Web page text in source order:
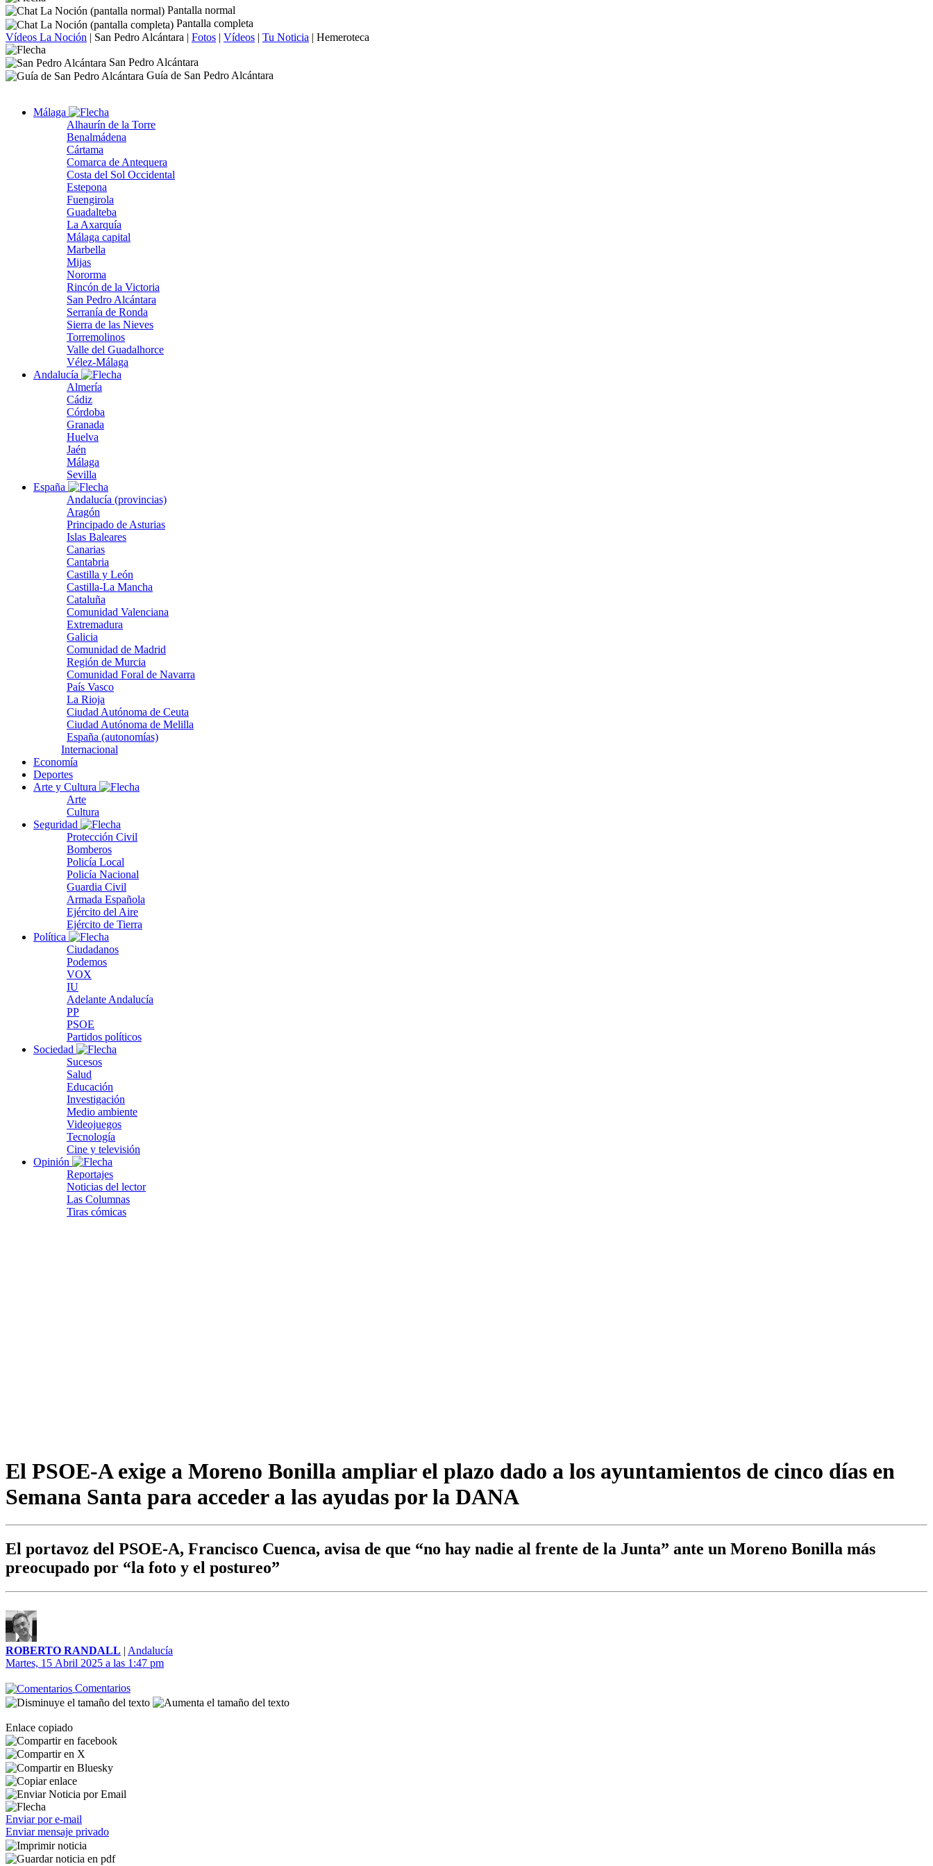
Pantalla normal
Pantalla completa
Vídeos La Noción | San Pedro Alcántara | Fotos | Vídeos | Tu Noticia | Hemeroteca
San Pedro Alcántara
Guía de San Pedro Alcántara
Málaga
Alhaurín de la Torre
Benalmádena
Cártama
Comarca de Antequera
Costa del Sol Occidental
Estepona
Fuengirola
Guadalteba
La Axarquía
Málaga capital
Marbella
Mijas
Nororma
Rincón de la Victoria
San Pedro Alcántara
Serranía de Ronda
Sierra de las Nieves
Torremolinos
Valle del Guadalhorce
Vélez-Málaga
Andalucía
Almería
Cádiz
Córdoba
Granada
Huelva
Jaén
Málaga
Sevilla
España
Andalucía (provincias)
Aragón
Principado de Asturias
Islas Baleares
Canarias
Cantabria
Castilla y León
Castilla-La Mancha
Cataluña
Comunidad Valenciana
Extremadura
Galicia
Comunidad de Madrid
Región de Murcia
Comunidad Foral de Navarra
País Vasco
La Rioja
Ciudad Autónoma de Ceuta
Ciudad Autónoma de Melilla
España (autonomías)
Internacional
Economía
Deportes
Arte y Cultura
Arte
Cultura
Seguridad
Protección Civil
Bomberos
Policía Local
Policía Nacional
Guardia Civil
Armada Española
Ejército del Aire
Ejército de Tierra
Política
Ciudadanos
Podemos
VOX
IU
Adelante Andalucía
PP
PSOE
Partidos políticos
Sociedad
Sucesos
Salud
Educación
Investigación
Medio ambiente
Videojuegos
Tecnología
Cine y televisión
Opinión
Reportajes
Noticias del lector
Las Columnas
Tiras cómicas
El PSOE-A exige a Moreno Bonilla ampliar el plazo dado a los ayuntamientos de cinco días en
Semana Santa para acceder a las ayudas por la DANA
El portavoz del PSOE-A, Francisco Cuenca, avisa de que “no hay nadie al frente de la Junta” ante un Moreno Bonilla más
preocupado por “la foto y el postureo”
ROBERTO RANDALL | Andalucía
Martes, 15 Abril 2025 a las 1:47 pm
Comentarios
Enlace copiado
Enviar por e-mail
Enviar mensaje privado